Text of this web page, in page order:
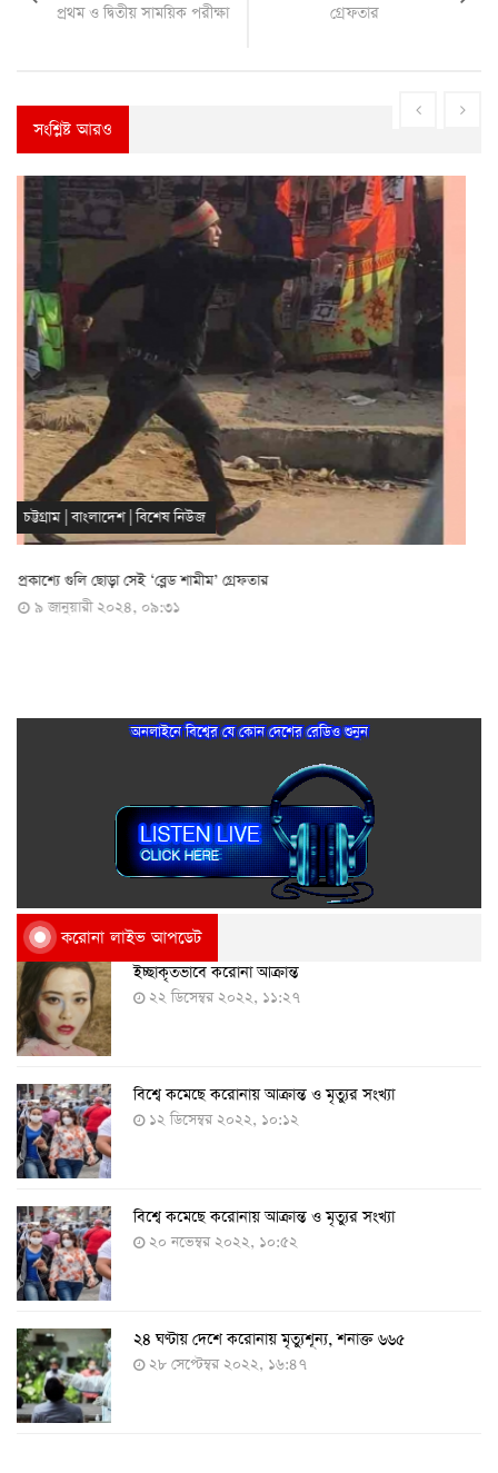
প্রথম ও দ্বিতীয় সাময়িক পরীক্ষা
গ্রেফতার
সংশ্লিষ্ট আরও
আইন-অপরাধ|বিশেষ নিউজ
ঢাবি ছাত্রদলের সভাপতিসহ গ্রেপ্তার ১১, তাজা বোমা উদ্ধার
২৮ ডিসেম্বর ২০২৩, ০৯:২৩
অনলাইনে বিশ্বের যে কোন দেশের রেডিও শুনুন
করোনা লাইভ আপডেট
ইচ্ছাকৃতভাবে করোনা আক্রান্ত
২২ ডিসেম্বর ২০২২, ১১:২৭
বিশ্বে কমেছে করোনায় আক্রান্ত ও মৃত্যুর সংখ্যা
১২ ডিসেম্বর ২০২২, ১০:১২
বিশ্বে কমেছে করোনায় আক্রান্ত ও মৃত্যুর সংখ্যা
২০ নভেম্বর ২০২২, ১০:৫২
২৪ ঘণ্টায় দেশে করোনায় মৃত্যুশূন্য, শনাক্ত ৬৬৫
২৮ সেপ্টেম্বর ২০২২, ১৬:৪৭